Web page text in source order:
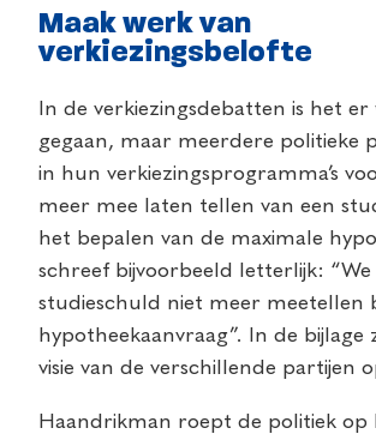
Maak werk van
verkiezingsbelofte
In de verkiezingsdebatten is het er
gegaan, maar meerdere politieke
in hun verkiezingsprogramma’s
meer mee Iaten tellen van een
het bepalen van de maximale
schreef bijvoorbeeld letterlijk: “We
studieschuld niet meer meetellen
hypotheekaanvraag”. In de bijlage
visie van de verschillende partijen
Haandrikman roept de politiek op